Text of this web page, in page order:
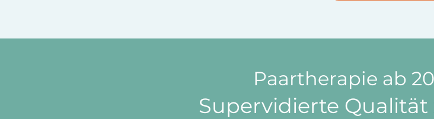
Paartherapie ab
Supervidierte Qualität